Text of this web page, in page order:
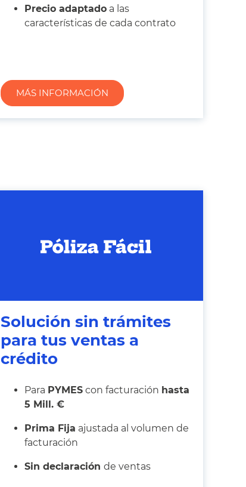
Precio adaptado a las
características de cada contrato
MÁS INFORMACIÓN
Solución sin trámites
para tus ventas a
crédito
Para PYMES con facturación hasta
5 Mill. €
Prima Fija ajustada al volumen de
facturación
Sin declaración de ventas